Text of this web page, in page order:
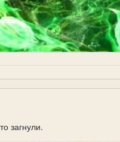
загнули.